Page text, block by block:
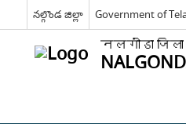
నల్గొండ జిల్లా Government of
नलगोंडा